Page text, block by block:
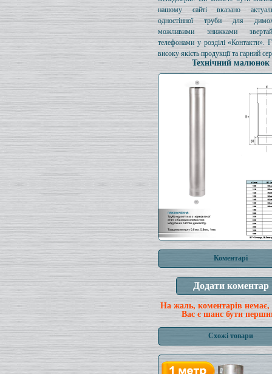
нашому сайті вказано
одностінної труби для
можливими знижками
телефонами у розділі «Контакти».
високу якість продукції та гарний
Технічний малюнок
Коментарі
На жаль, коментарів немає,
Вас є шанс бути
Схожі товари